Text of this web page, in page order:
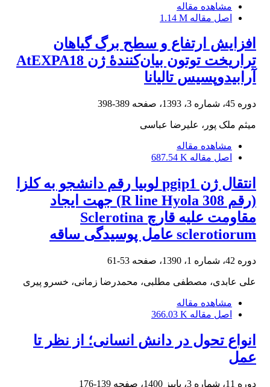
مشاهده مقاله
اصل مقاله 1.14 M
افزایش ارتفاع و سطح برگ گیاهان
تراریخت توتون بیان‌کنندۀ ژن AtEXPA18
آرابیدوپسیس تالیانا
دوره 45، شماره 3، 1393، صفحه 389-398
میثم ملک پور، علیرضا عباسی
مشاهده مقاله
اصل مقاله 687.54 K
انتقال ژن pgip1 لوبیا رقم دانشجو به کلزا
(رقم R line Hyola 308) جهت ایجاد
مقاومت علیه قارچ Sclerotina
sclerotiorum عامل پوسیدگی ساقه
دوره 42، شماره 1، 1390، صفحه 53-61
علی عابدی، مصطفی مطلبی، محمدرضا زمانی، خسرو پیری
مشاهده مقاله
اصل مقاله 366.03 K
انواع تحول در دانش انسانی؛ از نظر تا
عمل
دوره 11، شماره 3، پاییز 1400، صفحه 139-176